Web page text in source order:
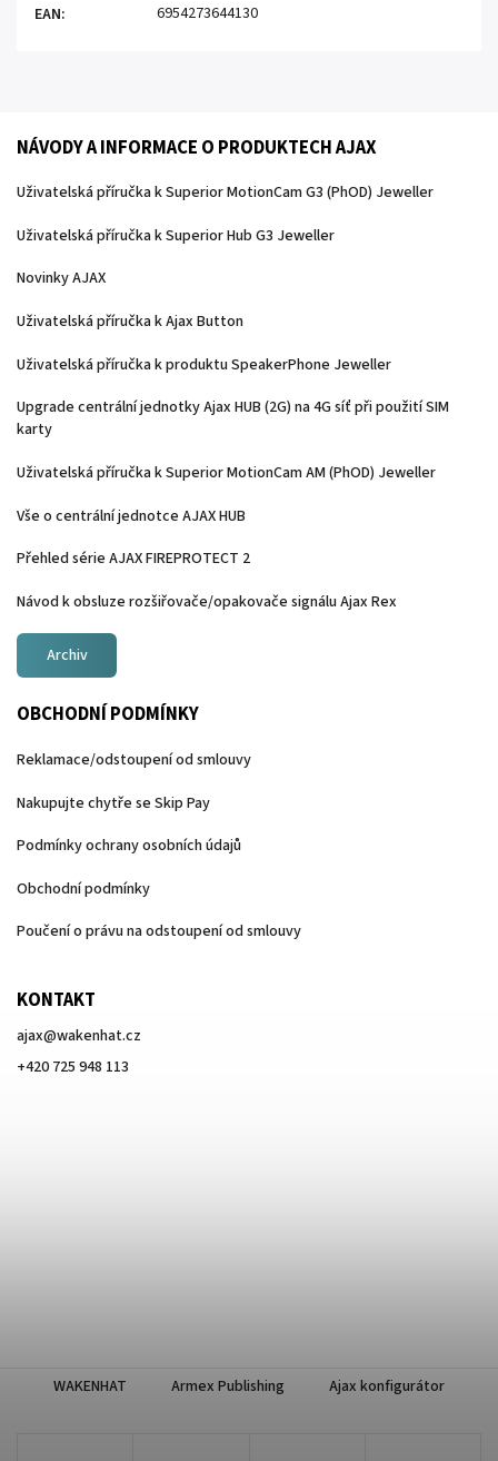
EAN: 6954273644130
NÁVODY A INFORMACE O PRODUKTECH AJAX
Uživatelská příručka k Superior MotionCam G3 (PhOD) Jeweller
Uživatelská příručka k Superior Hub G3 Jeweller
Novinky AJAX
Uživatelská příručka k Ajax Button
Uživatelská příručka k produktu SpeakerPhone Jeweller
Upgrade centrální jednotky Ajax HUB (2G) na 4G síť při použití SIM
karty
Uživatelská příručka k Superior MotionCam AM (PhOD) Jeweller
Vše o centrální jednotce AJAX HUB
Přehled série AJAX FIREPROTECT 2
Návod k obsluze rozšiřovače/opakovače signálu Ajax Rex
Archiv
OBCHODNÍ PODMÍNKY
Reklamace/odstoupení od smlouvy
Nakupujte chytře se Skip Pay
Podmínky ochrany osobních údajů
Obchodní podmínky
Poučení o právu na odstoupení od smlouvy
KONTAKT
ajax@wakenhat.cz
+420 725 948 113
WAKENHAT Armex Publishing Ajax konfigurátor